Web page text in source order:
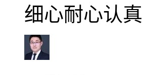
细心耐心认真